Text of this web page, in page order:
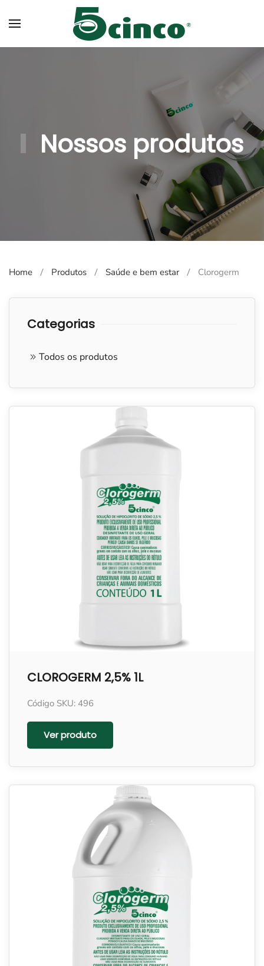
Skip to main content
Nossos produtos
Home Produtos Saúde e bem estar Clorogerm
Categorias
Todos os produtos
CLOROGERM 2,5% 1L
Código SKU: 496
Ver produto